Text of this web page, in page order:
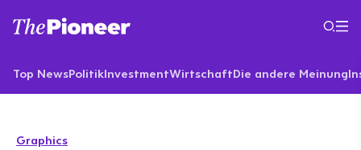
Top NewsPolitikInvestmentWirtschaftDie andere Meinung
Graphics